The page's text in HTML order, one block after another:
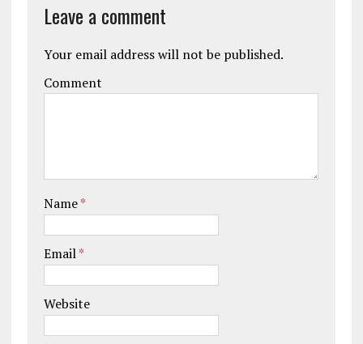
Leave a comment
Your email address will not be published.
Comment
Name*
Email*
Website